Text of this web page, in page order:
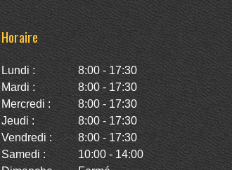
Horaire
Lundi :
8:00 - 17:30
Mardi :
8:00 - 17:30
Mercredi :
8:00 - 17:30
Jeudi :
8:00 - 17:30
Vendredi :
8:00 - 17:30
Samedi :
10:00 - 14:00